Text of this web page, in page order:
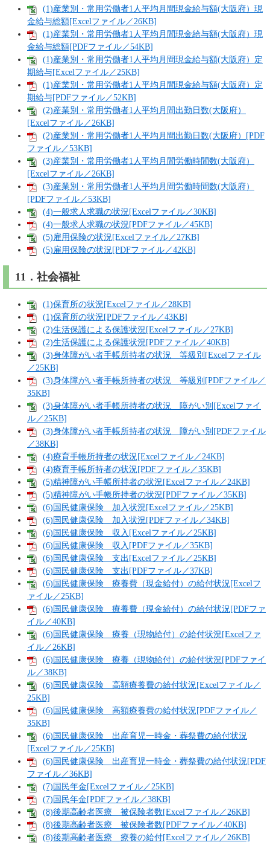
(1)産業別・常用労働者1人平均月間現金給与額(大阪府）現
金給与総額[Excelファイル／26KB]
(1)産業別・常用労働者1人平均月間現金給与額(大阪府）現
金給与総額[PDFファイル／54KB]
(1)産業別・常用労働者1人平均月間現金給与額(大阪府）定
期給与[Excelファイル／25KB]
(1)産業別・常用労働者1人平均月間現金給与額(大阪府）定
期給与[PDFファイル／52KB]
(2)産業別・常用労働者1人平均月間出勤日数(大阪府）
[Excelファイル／26KB]
(2)産業別・常用労働者1人平均月間出勤日数(大阪府）[PDF
ファイル／53KB]
(3)産業別・常用労働者1人平均月間労働時間数(大阪府）
[Excelファイル／26KB]
(3)産業別・常用労働者1人平均月間労働時間数(大阪府）
[PDFファイル／53KB]
(4)一般求人求職の状況[Excelファイル／30KB]
(4)一般求人求職の状況[PDFファイル／45KB]
(5)雇用保険の状況[Excelファイル／27KB]
(5)雇用保険の状況[PDFファイル／42KB]
11．社会福祉
(1)保育所の状況[Excelファイル／28KB]
(1)保育所の状況[PDFファイル／43KB]
(2)生活保護による保護状況[Excelファイル／27KB]
(2)生活保護による保護状況[PDFファイル／40KB]
(3)身体障がい者手帳所持者の状況 等級別[Excelファイル
／25KB]
(3)身体障がい者手帳所持者の状況 等級別[PDFファイル／
35KB]
(3)身体障がい者手帳所持者の状況 障がい別[Excelファイ
ル／25KB]
(3)身体障がい者手帳所持者の状況 障がい別[PDFファイル
／38KB]
(4)療育手帳所持者の状況[Excelファイル／24KB]
(4)療育手帳所持者の状況[PDFファイル／35KB]
(5)精神障がい手帳所持者の状況[Excelファイル／24KB]
(5)精神障がい手帳所持者の状況[PDFファイル／35KB]
(6)国民健康保険 加入状況[Excelファイル／25KB]
(6)国民健康保険 加入状況[PDFファイル／34KB]
(6)国民健康保険 収入[Excelファイル／25KB]
(6)国民健康保険 収入[PDFファイル／35KB]
(6)国民健康保険 支出[Excelファイル／25KB]
(6)国民健康保険 支出[PDFファイル／37KB]
(6)国民健康保険 療養費（現金給付）の給付状況[Excelフ
ァイル／25KB]
(6)国民健康保険 療養費（現金給付）の給付状況[PDFファ
イル／40KB]
(6)国民健康保険 療養（現物給付）の給付状況[Excelファ
イル／26KB]
(6)国民健康保険 療養（現物給付）の給付状況[PDFファイ
ル／38KB]
(6)国民健康保険 高額療養費の給付状況[Excelファイル／
25KB]
(6)国民健康保険 高額療養費の給付状況[PDFファイル／
35KB]
(6)国民健康保険 出産育児一時金・葬祭費の給付状況
[Excelファイル／25KB]
(6)国民健康保険 出産育児一時金・葬祭費の給付状況[PDF
ファイル／36KB]
(7)国民年金[Excelファイル／25KB]
(7)国民年金[PDFファイル／38KB]
(8)後期高齢者医療 被保険者数[Excelファイル／26KB]
(8)後期高齢者医療 被保険者数[PDFファイル／40KB]
(8)後期高齢者医療 療養の給付[Excelファイル／26KB]